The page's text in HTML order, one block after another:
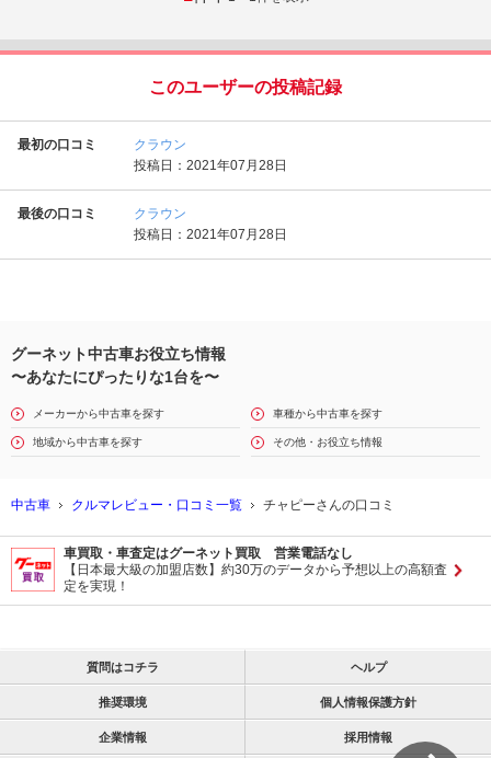
このユーザーの投稿記録
最初の口コミ
クラウン
投稿日：2021年07月28日
最後の口コミ
クラウン
投稿日：2021年07月28日
グーネット中古車お役立ち情報
〜あなたにぴったりな1台を〜
メーカーから中古車を探す 車種から中古車を探す
地域から中古車を探す その他・お役立ち情報
中古車 クルマレビュー・口コミ一覧 チャピーさんの口コミ
車買取・車査定はグーネット買取 営業電話なし
【日本最大級の加盟店数】約30万のデータから予想以上の高額査
定を実現！
質問はコチラ ヘルプ
推奨環境 個人情報保護方針
企業情報 採用情報